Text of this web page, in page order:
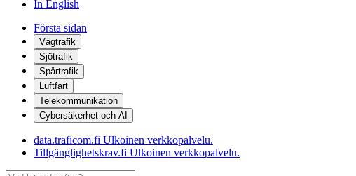
In English
Första sidan
Vägtrafik
Sjötrafik
Spårtrafik
Luftfart
Telekommunikation
Cybersäkerhet och AI
data.traficom.fi Ulkoinen verkkopalvelu.
Tillgänglighetskrav.fi Ulkoinen verkkopalvelu.